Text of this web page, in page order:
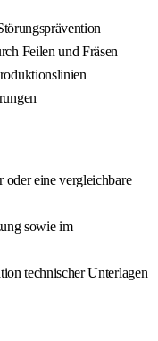
Feilen und Fräsen
oder eine vergleichbare
sowie im
technischer Unterlagen